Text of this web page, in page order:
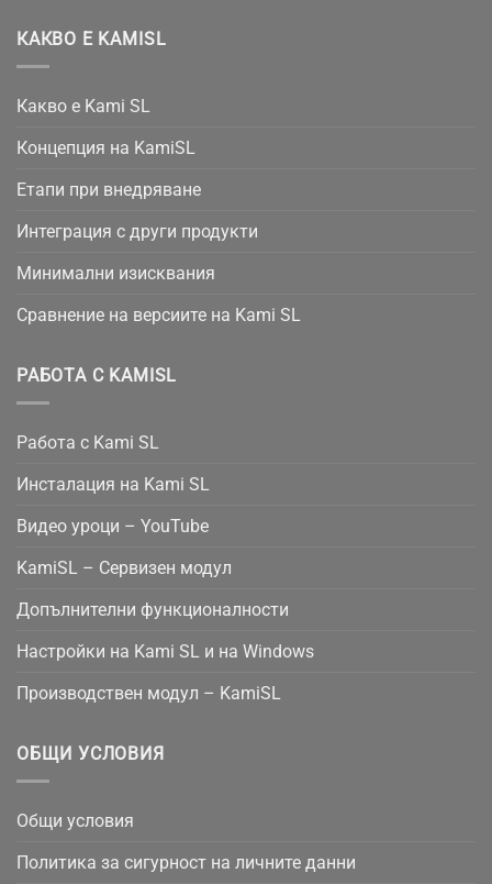
КАКВО Е KAMISL
Какво е Kami SL
Концепция на KamiSL
Етапи при внедряване
Интеграция с други продукти
Минимални изисквания
Сравнение на версиите на Kami SL
РАБОТА С KAMISL
Работа с Kami SL
Инсталация на Kami SL
Видео уроци – YouTube
KamiSL – Сервизен модул
Допълнителни функционалности
Настройки на Kami SL и на Windows
Производствен модул – KamiSL
ОБЩИ УСЛОВИЯ
Общи условия
Политика за сигурност на личните данни